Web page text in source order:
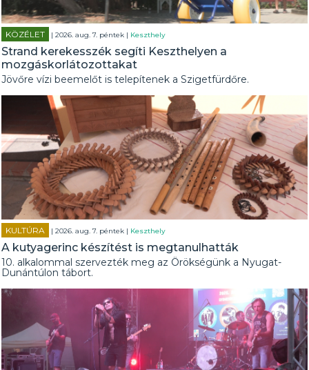
KÖZÉLET | 2026. aug. 7. péntek | Keszthely
Strand kerekesszék segíti Keszthelyen a
mozgáskorlátozottakat
Jövőre vízi beemelőt is telepítenek a Szigetfürdőre.
KULTÚRA | 2026. aug. 7. péntek | Keszthely
A kutyagerinc készítést is megtanulhatták
10. alkalommal szervezték meg az Örökségünk a Nyugat-
Dunántúlon tábort.